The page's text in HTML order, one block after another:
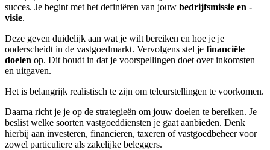
succes. Je begint met het definiëren van jouw bedrijfsmissie en -
visie.
Deze geven duidelijk aan wat je wilt bereiken en hoe je je
onderscheidt in de vastgoedmarkt. Vervolgens stel je financiële
doelen op. Dit houdt in dat je voorspellingen doet over inkomsten
en uitgaven.
Het is belangrijk realistisch te zijn om teleurstellingen te voorkomen.
Daarna richt je je op de strategieën om jouw doelen te bereiken. Je
beslist welke soorten vastgoeddiensten je gaat aanbieden. Denk
hierbij aan investeren, financieren, taxeren of vastgoedbeheer voor
zowel particuliere als zakelijke beleggers.